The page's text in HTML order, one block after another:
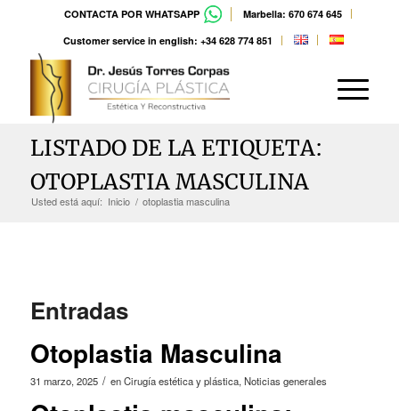
CONTACTA POR WHATSAPP
Marbella: 670 674 645
Customer service in english: +34 628 774 851
LISTADO DE LA ETIQUETA:
OTOPLASTIA MASCULINA
Usted está aquí: Inicio / otoplastia masculina
Entradas
Otoplastia Masculina
31 marzo, 2025 / enCirugía estética y plástica, Noticias generales